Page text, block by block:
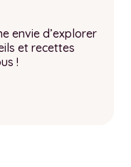
envie d’explorer
et recettes
!